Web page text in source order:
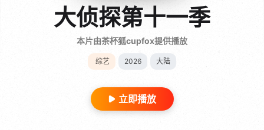
大侦探第十一季
本片由茶杯狐cupfox提供播放
综艺 2026 大陆
立即播放